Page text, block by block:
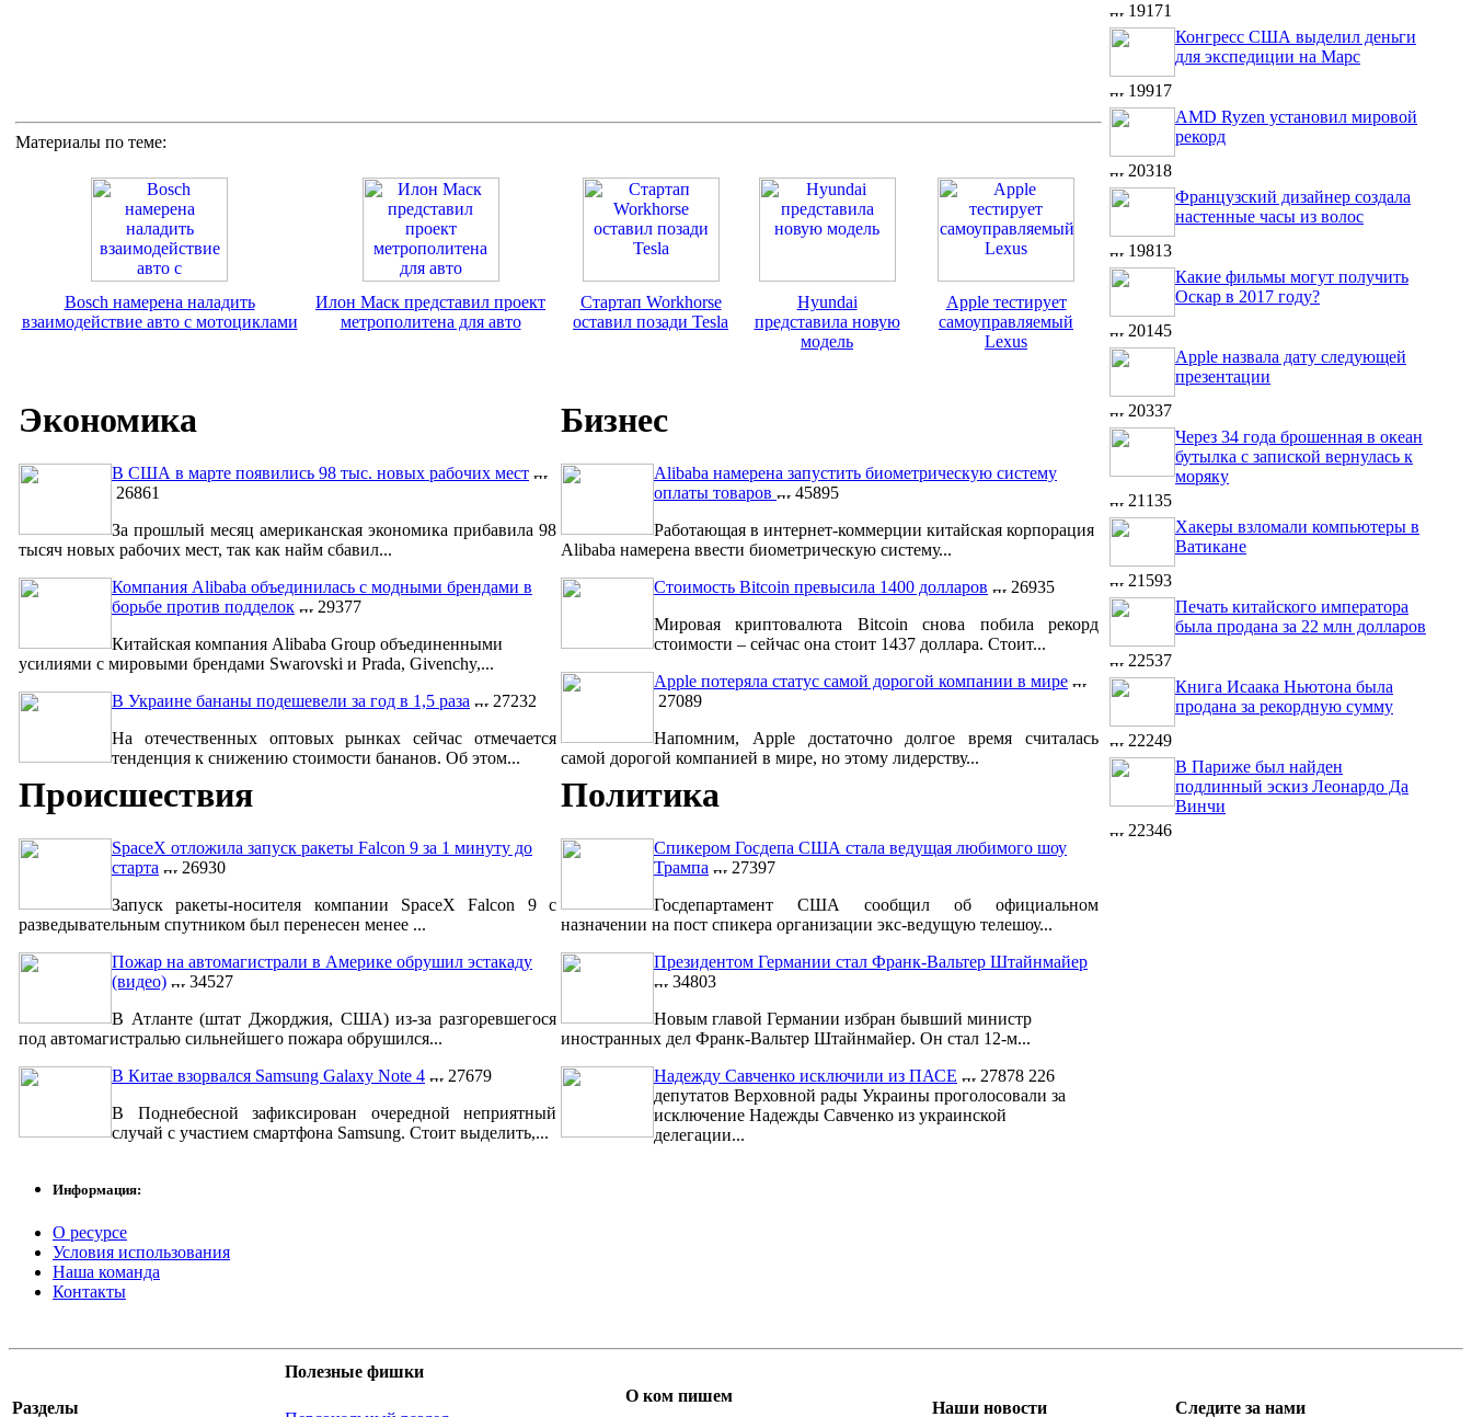
Материалы по теме:
Bosch намерена наладить
взаимодействие авто с мотоциклами
Илон Маск представил проект
метрополитена для авто
Стартап Workhorse
оставил позади Tesla
Hyundai
представила новую
модель
Apple тестирует
самоуправляемый
Lexus
Экономика
В США в марте появились 98 тыс. новых рабочих мест
26861
За прошлый месяц американская экономика прибавила 98
тысяч новых рабочих мест, так как найм сбавил...
Компания Alibaba объединилась с модными брендами в
борьбе против подделок
29377
Китайская компания Alibaba Group объединенными
усилиями с мировыми брендами Swarovski и Prada, Givenchy,...
В Украине бананы подешевели за год в 1,5 раза
27232
На отечественных оптовых рынках сейчас отмечается
тенденция к снижению стоимости бананов. Об этом...
Бизнес
Alibaba намерена запустить биометрическую систему
оплаты товаров
45895
Работающая в интернет-коммерции китайская корпорация
Alibaba намерена ввести биометрическую систему...
Стоимость Bitcoin превысила 1400 долларов
26935
Мировая криптовалюта Bitcoin снова побила рекорд
стоимости – сейчас она стоит 1437 доллара. Стоит...
Apple потеряла статус самой дорогой компании в мире
27089
Напомним, Apple достаточно долгое время считалась
самой дорогой компанией в мире, но этому лидерству...
Происшествия
SpaceX отложила запуск ракеты Falcon 9 за 1 минуту до
старта
26930
Запуск ракеты-носителя компании SpaceX Falcon 9 с
разведывательным спутником был перенесен менее ...
Пожар на автомагистрали в Америке обрушил эстакаду
(видео)
34527
В Атланте (штат Джорджия, США) из-за разгоревшегося
под автомагистралью сильнейшего пожара обрушился...
В Китае взорвался Samsung Galaxy Note 4
27679
В Поднебесной зафиксирован очередной неприятный
случай с участием смартфона Samsung. Стоит выделить,...
Политика
Спикером Госдепа США стала ведущая любимого шоу
Трампа
27397
Госдепартамент США сообщил об официальном
назначении на пост спикера организации экс-ведущую телешоу...
Президентом Германии стал Франк-Вальтер Штайнмайер
34803
Новым главой Германии избран бывший министр
иностранных дел Франк-Вальтер Штайнмайер. Он стал 12-м...
Надежду Савченко исключили из ПАСЕ
27878 226
депутатов Верховной рады Украины проголосовали за
исключение Надежды Савченко из украинской
делегации...
19171
Конгресс США выделил деньги
для экспедиции на Марс
19917
AMD Ryzen установил мировой
рекорд
20318
Французский дизайнер создала
настенные часы из волос
19813
Какие фильмы могут получить
Оскар в 2017 году?
20145
Apple назвала дату следующей
презентации
20337
Через 34 года брошенная в океан
бутылка с запиской вернулась к
моряку
21135
Хакеры взломали компьютеры в
Ватикане
21593
Печать китайского императора
была продана за 22 млн долларов
22537
Книга Исаака Ньютона была
продана за рекордную сумму
22249
В Париже был найден
подлинный эскиз Леонардо Да
Винчи
22346
Информация:
О ресурсе
Условия использования
Наша команда
Контакты
Разделы
Полезные фишки
О ком пишем
Наши новости Следите за нами